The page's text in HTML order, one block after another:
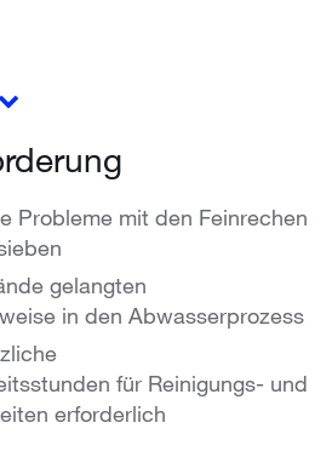
Probleme mit den Feinrechen
gelangten
in den Abwasserprozess
für Reinigungs- und
erforderlich